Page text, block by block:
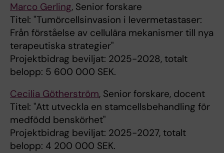
Marco Gerling, Senior forskare
Titel: "Tumörcellsinvasion i levermetastaser:
Från förståelse av cellulära mekanismer till nya
terapeutiska strategier"
Projektbidrag beviljat: 2025-2028, totalt
belopp: 5 600 000 SEK.
Cecilia Götherström, Senior forskare, docent
Titel: "Att utveckla en stamcellsbehandling för
medfödd benskörhet"
Projektbidrag beviljat: 2025-2027, totalt
belopp: 4 200 000 SEK.